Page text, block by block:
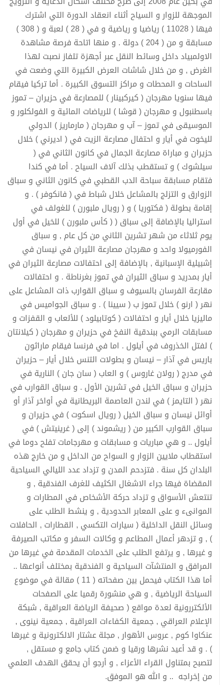
الموجهة للزوار و السياح أثناء انعقاد الدورة التي اشترك
فيها ( 11028 ) رياضيا و رياضية و في ( 28 ) لعبة و ( 308 )
مسابقة و من ( 204 ) دولة . و منها اتاحة فرصة مشاهدة
الاولمبياد داخل وسائط النقل عبر أجهزة تلفاز نصبت لهذا
الغرض , و من خلال شاشات العرض الكبيرة التي وضعت في
الساحات و المحطات و مراكز التسوق الكبيرة . أما تركيا فيقام
فيها سنويا مهرجان ( كيركبينار ) للمصارعة في حزيران – تموز
باسطنبول و مهرجان ( قوشا ) للرياضات المائية و الفولكلور و
الموسيقى في تموز – آب و مهرجان ( مارماريز ) الدولي
لليخوت في أيار و احتفال مصارعة الزيت في ( اديرني ) خلال
حزيران و مباراة مصارعة الجمال في كانون الثاني في (
سيلشوك ) و تستقطب بذلك آلاف السياح . أما في كندا
فتقام مسابقة سباحة الدب القطبي في كانون الثاني و سباق
الزوارق و التزلج بالمشاعل خلال شباط في ( فانكوفر ) . و
إقامة بطولة ( فكتوريا ) و ( رويال ملبورن ) للغولف في
استراليا بالإضافة إلى سباق ( ( كأس ملبورن ) للخيل في أول
يوم ثلاثاء من شهر تشرين الثاني من كل عام , و سباق
الفورميولا واحد و مهرجان مصارعة الثيران في نيسان في
إشبيلية الإسبانية , بالإضافة إلى احتفالات مصارعة الثيران في
أيار بمدريد و سباق الثيران في تموز بغرناطة . و احتفالات
مقارعة الفرسان بالسيوف و سباق القوارب ذات المشاعل على
نهر ( ارنو ) خلال تموز ب ( سيينا ) . و سباق الجواميس في
ماليزيا خلال أيار و احتفالات ( كوتابيلود ) للألعاب و القفزات و
مسابقات الرمي ببندقية النفخ في حزيران و مهرجان ( كيلانتان
) لفتل الخذروف في أيلول . اما في فرنسا فيقام ماراثون
باريس في آذار – نيسان و بطولات التنس خلال أيار – حزيران
في مدرج ( رولان غاروس ) و العاب ( سان جان ) النارية في
حزيران و سباق الخيل في تشرين الأول . و سباق القوارب في
نهر ( التايمز ) في لندن العاصمة البريطانية في أواخر آذار أو
أوائل نيسان و سباق الخيل ( رويال اسكوت ) في حزيران و
سباق القوارب الكبير من ( ريشموند ) إلى ( غرينيتش ) في
أيلول .. و هي مباريات و مسابقات و مهرجامات تفلح دوما في
استقطاب ملايين الزوار و السواح من الداخل و من خارج هذه
البلدان كل سنة . فتزدحم المدن و تزداد عدد الليالي السياحية
المقضاة فيها جراء الاشغال الكثيف للغرف الفندقية , و
تنتعش الأسواق و تزداد حركة الأشخاص في المطارات و
الموانىء و على المعابر الحدودية , و ينشط الطلب على
وسائل النقل الداخلية ( سيارات التكسي , القطارات , الحافلات
) , و تزدهر أعمال المطاعم و وكالات السفر و مكاتب الصيرفة
و غيرها , و يرتفع الطلب على الخدمات المقدمة في غيرها من
المرافق و المنتشآت السياحية و الفندقية بمختلف أنواعها ..
أما هذا الكتاب فيحمل بين صفحاته ( 11 ) مقالة في موضوع
السياحة الرياضية , و هي منشورة رقميا على الصفحات
الألكتررونية لعدة مواقع ( صحيفة الرياضة العراقية , شبكة
الإعلام العراقي , جمعية الكفاءات العراقية , جمعية نينوى ,
عنكاوا كوم , عروس الأهوار , مجلة عشتار الالكترونية و غيرها
) . و قد أعيد نشرها ورقيا و ضمن كتاب جامع و مستقل ,
لتصبح بمتناول القراء الأعزاء , و أرجو أن يحقق الهدف العلمي
من إخراجه .. و الله هو الموفق.